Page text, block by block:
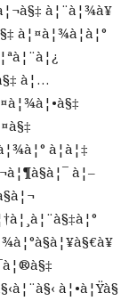
à¦¨à¦¾à¥
à¦¤à¦¾à¦à¦°
à¦…
à¦à¦‡
à¦–
à¦•à¦Ÿà§